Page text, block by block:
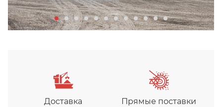
Доставка
Прямые поставки